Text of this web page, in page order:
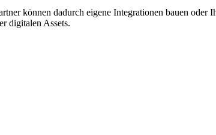
können dadurch eigene Integrationen bauen oder
digitalen Assets.